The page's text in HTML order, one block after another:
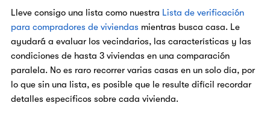
Lleve consigo una lista como nuestra Lista de verificación
para compradores de viviendas mientras busca casa. Le
ayudará a evaluar los vecindarios, las características y las
condiciones de hasta 3 viviendas en una comparación
paralela. No es raro recorrer varias casas en un solo día, por
lo que sin una lista, es posible que le resulte difícil recordar
detalles específicos sobre cada vivienda.